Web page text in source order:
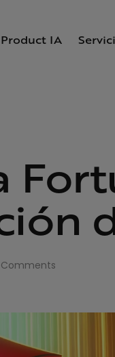
IA
Comments